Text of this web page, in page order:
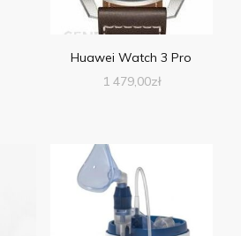
Huawei Watch 3 Pro
1 479,00zł